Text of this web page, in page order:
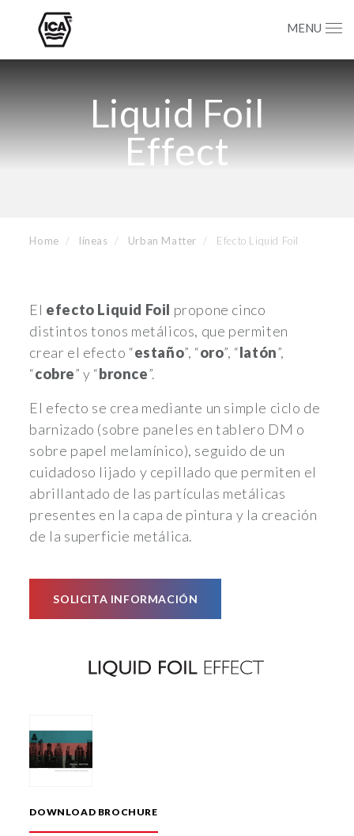
MENU
Liquid Foil
Effect
Home líneas Urban Matter Efecto Liquid Foil
El efecto Liquid Foil propone cinco
distintos tonos metálicos, que permiten
crear el efecto “estaño”, “oro”, “latón”,
“cobre” y “bronce”.
El efecto se crea mediante un simple ciclo de
barnizado (sobre paneles en tablero DM o
sobre papel melamínico), seguido de un
cuidadoso lijado y cepillado que permiten el
abrillantado de las partículas metálicas
presentes en la capa de pintura y la creación
de la superficie metálica.
SOLICITA INFORMACIÓN
DOWNLOAD BROCHURE